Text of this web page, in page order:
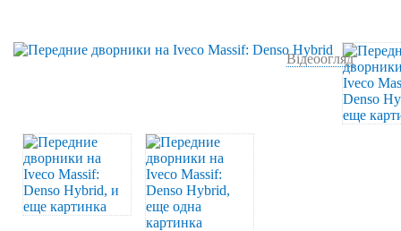
Відеоогляд